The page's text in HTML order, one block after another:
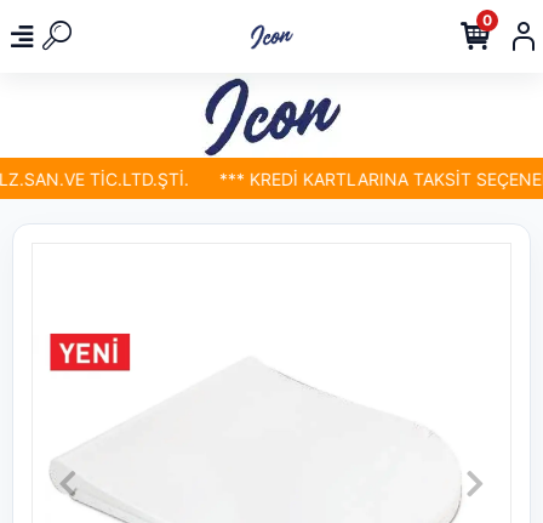
TİC.LTD.ŞTİ. *** KREDİ KARTLARINA TAKSİT
0